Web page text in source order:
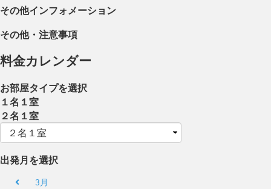
その他インフォメーション
その他・注意事項
料金カレンダー
お部屋タイプを選択
１名１室
２名１室
出発月を選択
3月